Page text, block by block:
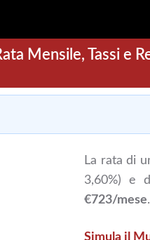
Mensile, Tassi e
La rata di
3,60%) e
€723/mese
Simula il